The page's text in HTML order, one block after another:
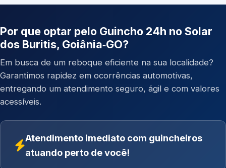
Por que optar pelo Guincho 24h no Solar
dos Buritis, Goiânia‑GO?
Em busca de um reboque eficiente na sua localidade?
Garantimos rapidez em ocorrências automotivas,
entregando um atendimento seguro, ágil e com valores
acessíveis.
Atendimento imediato com guincheiros
atuando perto de você!